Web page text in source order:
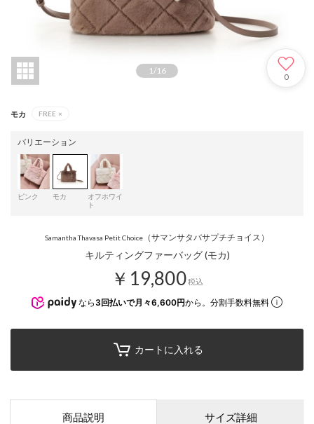
1/16
0
モカ FREE ×
バリエーション
ピンク モカ
オフホワイ
ト
Samantha Thavasa Petit Choice （サマンサタバサプチチョイス）
キルティングファーバッグ (モカ)
￥19,800税込
なら 3回払いで月々6,600円から。分割手数料無料
カートに入れる
商品説明 サイズ詳細